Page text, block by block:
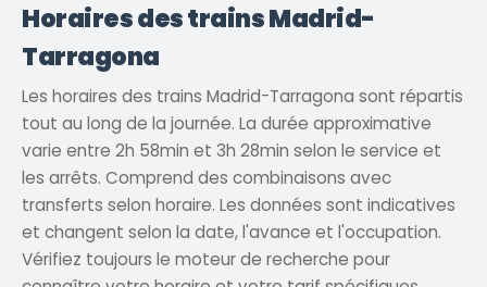
Horaires des trains Madrid-
Tarragona
Les horaires des trains Madrid-Tarragona sont répartis
tout au long de la journée. La durée approximative
varie entre 2h 58min et 3h 28min selon le service et
les arrêts. Comprend des combinaisons avec
transferts selon horaire. Les données sont indicatives
et changent selon la date, l'avance et l'occupation.
Vérifiez toujours le moteur de recherche pour